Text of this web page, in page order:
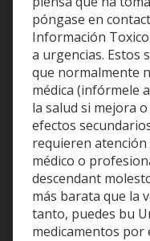
póngase en
Información
a urgencias. Estos
que normalmente
médica (infórmele
la salud si mejora
efectos
requieren
médico o
descendant
más barata que la
tanto, puedes bu
medicamentos por